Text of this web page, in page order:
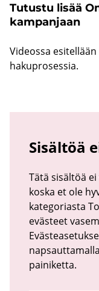
Tu­tus­tu lisää
kam­pan­jaan
Vi­deos­sa
ha­ku­pro­ses­sia.
Sisältöä
Tätä sisältöä
koska et ole
kategoriasta
evästeet
painiketta.